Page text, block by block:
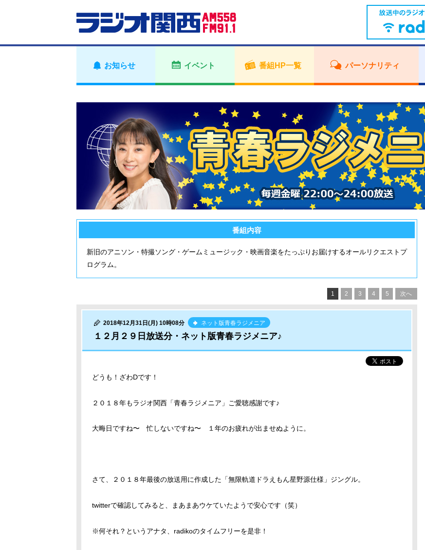
お知らせ イベント 番組HP一覧 パーソナリティ
番組内容
新旧のアニソン・特撮ソング・ゲームミュージック・映画音楽をたっぷりお届けするオールリクエストプ
ログラム。
1 2 3 4 5 次へ
2018年12月31日(月) 10時08分 ネット版青春ラジメニア
１２月２９日放送分・ネット版青春ラジメニア♪
どうも！ざわDです！
２０１８年もラジオ関西「青春ラジメニア」ご愛聴感謝です♪
大晦日ですね〜 忙しないですね〜 １年のお疲れが出ませぬように。
さて、２０１８年最後の放送用に作成した「無限軌道ドラえもん星野源仕様」ジングル。
twitterで確認してみると、まあまあウケていたようで安心です（笑）
※何それ？というアナタ、radikoのタイムフリーを是非！